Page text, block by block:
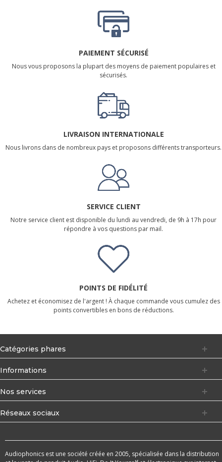
PAIEMENT SÉCURISÉ
Nous vous proposons la plupart des moyens de paiement populaires et
sécurisés.
LIVRAISON INTERNATIONALE
Nous livrons dans de nombreux pays et proposons différents transporteurs.
SERVICE CLIENT
Notre service client est disponible du lundi au vendredi, de 9h à 17h pour
répondre à vos questions par mail.
POINTS DE FIDÉLITÉ
Achetez et économisez de l'argent ! À chaque commande vous cumulez des
points convertibles en bons de réductions.
Catégories phares
Informations
Nos services
Réseaux sociaux
Audiophonics est une société créée en 2005, spécialisée dans la distribution